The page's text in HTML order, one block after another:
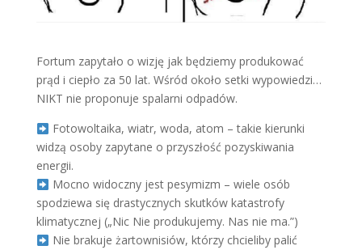
Fortum zapytało o wizję jak będziemy produkować
prąd i ciepło za 50 lat. Wśród około setki wypowiedzi…
NIKT nie proponuje spalarni odpadów.
Fotowoltaika, wiatr, woda, atom – takie kierunki
widzą osoby zapytane o przyszłość pozyskiwania
energii.
Mocno widoczny jest pesymizm – wiele osób
spodziewa się drastycznych skutków katastrofy
klimatycznej („Nic Nie produkujemy. Nas nie ma.”)
Nie brakuje żartownisiów, którzy chcieliby palić